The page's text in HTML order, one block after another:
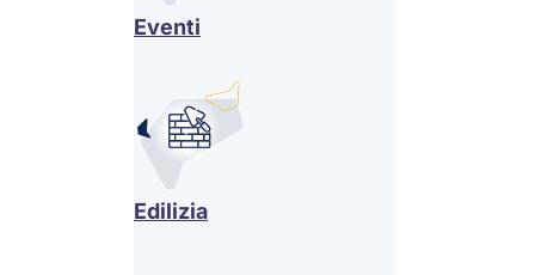
Eventi
Edilizia